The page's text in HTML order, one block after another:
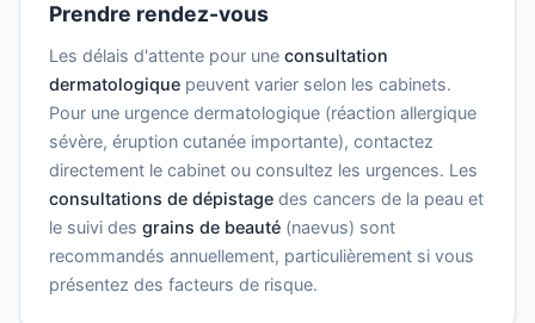
Prendre rendez-vous
Les délais d'attente pour une consultation
dermatologique peuvent varier selon les cabinets.
Pour une urgence dermatologique (réaction allergique
sévère, éruption cutanée importante), contactez
directement le cabinet ou consultez les urgences. Les
consultations de dépistage des cancers de la peau et
le suivi des grains de beauté (naevus) sont
recommandés annuellement, particulièrement si vous
présentez des facteurs de risque.